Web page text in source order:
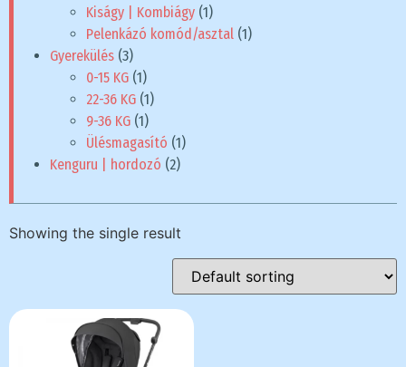
Kiságy | Kombiágy (1)
Pelenkázó komód/asztal (1)
Gyerekülés (3)
0-15 KG (1)
22-36 KG (1)
9-36 KG (1)
Ülésmagasító (1)
Kenguru | hordozó (2)
Showing the single result